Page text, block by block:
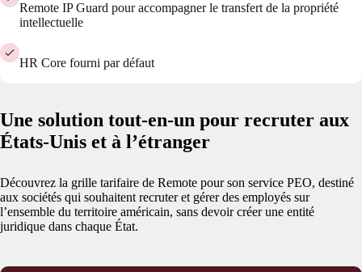
Remote IP Guard pour accompagner le transfert de la propriété
intellectuelle
HR Core fourni par défaut
Une solution tout-en-un pour recruter aux
États-Unis et à l’étranger
Découvrez la grille tarifaire de Remote pour son service PEO, destiné
aux sociétés qui souhaitent recruter et gérer des employés sur
l’ensemble du territoire américain, sans devoir créer une entité
juridique dans chaque État.